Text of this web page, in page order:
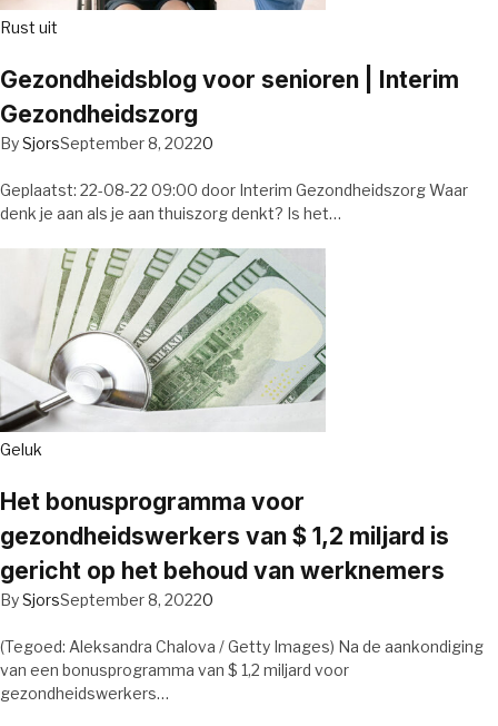
Rust uit
Gezondheidsblog voor senioren | Interim
Gezondheidszorg
BySjorsSeptember 8, 20220
Geplaatst: 22-08-22 09:00 door Interim Gezondheidszorg Waar
denk je aan als je aan thuiszorg denkt? Is het…
Geluk
Het bonusprogramma voor
gezondheidswerkers van $ 1,2 miljard is
gericht op het behoud van werknemers
BySjorsSeptember 8, 20220
(Tegoed: Aleksandra Chalova / Getty Images) Na de aankondiging
van een bonusprogramma van $ 1,2 miljard voor
gezondheidswerkers…